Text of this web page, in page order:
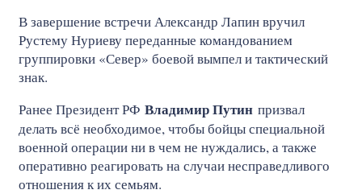
В завершение встречи Александр Лапин вручил
Рустему Нуриеву переданные командованием
группировки «Север» боевой вымпел и тактический
знак.
Ранее Президент РФ Владимир Путин призвал
делать всё необходимое, чтобы бойцы специальной
военной операции ни в чем не нуждались, а также
оперативно реагировать на случаи несправедливого
отношения к их семьям.